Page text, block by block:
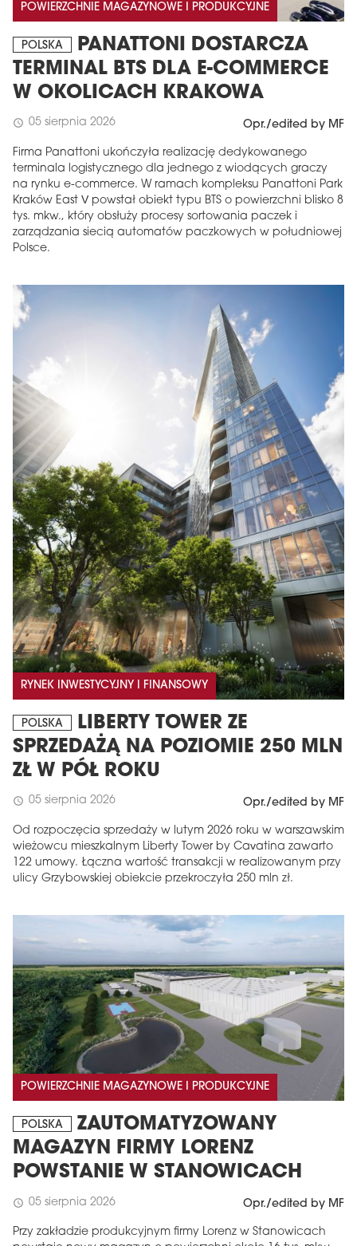
POWIERZCHNIE MAGAZYNOWE I PRODUKCYJNE
POLSKA
PANATTONI DOSTARCZA
TERMINAL BTS DLA E-COMMERCE
W OKOLICACH KRAKOWA
schedule 05 sierpnia 2026 Opr./edited by MF
Firma Panattoni ukończyła realizację dedykowanego
terminala logistycznego dla jednego z wiodących graczy
na rynku e-commerce. W ramach kompleksu Panattoni Park
Kraków East V powstał obiekt typu BTS o powierzchni blisko 8
tys. mkw., który obsłuży procesy sortowania paczek i
zarządzania siecią automatów paczkowych w południowej
Polsce.
RYNEK INWESTYCYJNY I FINANSOWY
POLSKA
LIBERTY TOWER ZE
SPRZEDAŻĄ NA POZIOMIE 250 MLN
ZŁ W PÓŁ ROKU
schedule 05 sierpnia 2026 Opr./edited by MF
Od rozpoczęcia sprzedaży w lutym 2026 roku w warszawskim
wieżowcu mieszkalnym Liberty Tower by Cavatina zawarto
122 umowy. Łączna wartość transakcji w realizowanym przy
ulicy Grzybowskiej obiekcie przekroczyła 250 mln zł.
POWIERZCHNIE MAGAZYNOWE I PRODUKCYJNE
POLSKA
ZAUTOMATYZOWANY
MAGAZYN FIRMY LORENZ
POWSTANIE W STANOWICACH
schedule 05 sierpnia 2026 Opr./edited by MF
Przy zakładzie produkcyjnym firmy Lorenz w Stanowicach